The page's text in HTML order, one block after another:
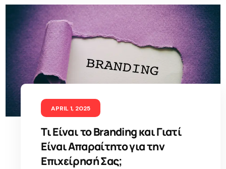
APRIL 1, 2025
Τι Είναι το Branding και Γιατί
Είναι Απαραίτητο για την
Επιχείρησή Σας;